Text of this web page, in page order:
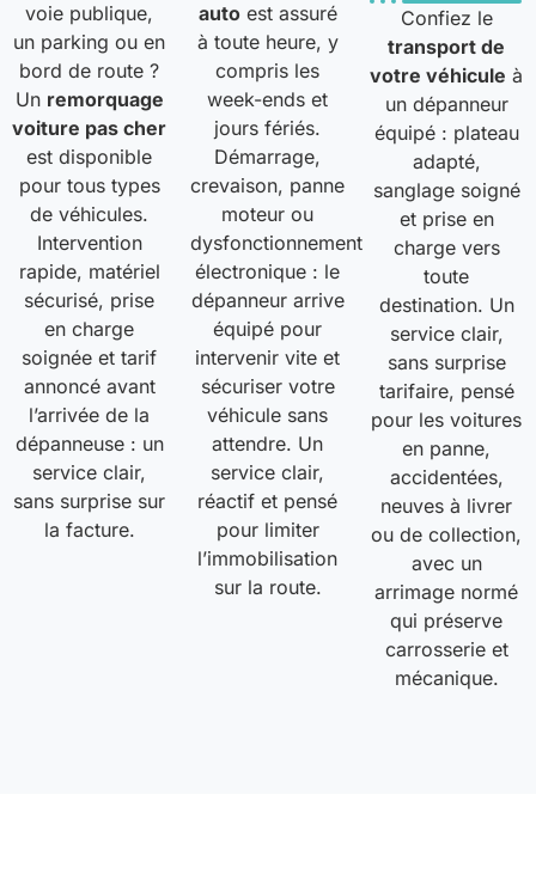
voie publique,
un parking ou en
bord de route ?
Un remorquage
voiture pas cher
est disponible
pour tous types
de véhicules.
Intervention
rapide, matériel
sécurisé, prise
en charge
soignée et tarif
annoncé avant
l’arrivée de la
dépanneuse : un
service clair,
sans surprise sur
la facture.
autoest assuré
à toute heure, y
compris les
week-ends et
jours fériés.
Démarrage,
crevaison, panne
moteur ou
dysfonctionnement
électronique : le
dépanneur arrive
équipé pour
intervenir vite et
sécuriser votre
véhicule sans
attendre. Un
service clair,
réactif et pensé
pour limiter
l’immobilisation
sur la route.
Confiez le
transport de
votre véhicule à
un dépanneur
équipé : plateau
adapté,
sanglage soigné
et prise en
charge vers
toute
destination. Un
service clair,
sans surprise
tarifaire, pensé
pour les voitures
en panne,
accidentées,
neuves à livrer
ou de collection,
avec un
arrimage normé
qui préserve
carrosserie et
mécanique.